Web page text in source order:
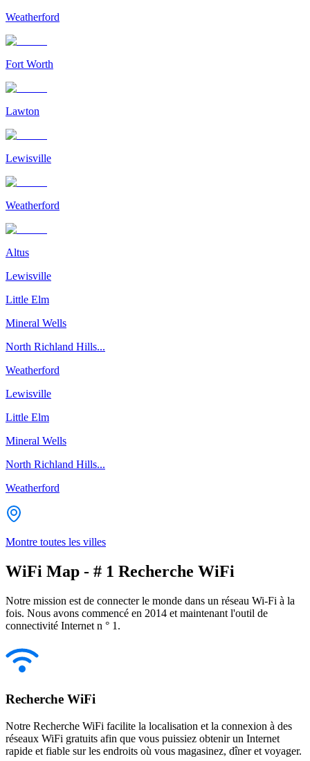
Weatherford
Fort Worth
Lawton
Lewisville
Weatherford
Altus
Lewisville
Little Elm
Mineral Wells
North Richland Hills...
Weatherford
Lewisville
Little Elm
Mineral Wells
North Richland Hills...
Weatherford
Montre toutes les villes
WiFi Map - # 1 Recherche WiFi
Notre mission est de connecter le monde dans un réseau Wi-Fi à la
fois. Nous avons commencé en 2014 et maintenant l'outil de
connectivité Internet n ° 1.
Recherche WiFi
Notre Recherche WiFi facilite la localisation et la connexion à des
réseaux WiFi gratuits afin que vous puissiez obtenir un Internet
rapide et fiable sur les endroits où vous magasinez, dîner et voyager.